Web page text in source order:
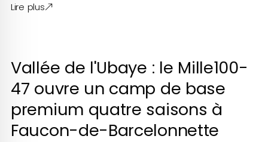
Lire plus
Vallée de l'Ubaye : le Mille100-
47 ouvre un camp de base
premium quatre saisons à
Faucon-de-Barcelonnette